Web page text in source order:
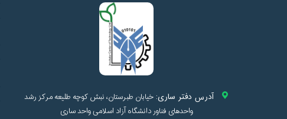
آدرس دفتر ساری: خیابان طبرستان، نبش کوچه طلیعه مرکز رشد
واحدهای فناور دانشگاه آزاد اسلامی واحد ساری